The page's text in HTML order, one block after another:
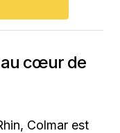
au cœur de
Colmar est